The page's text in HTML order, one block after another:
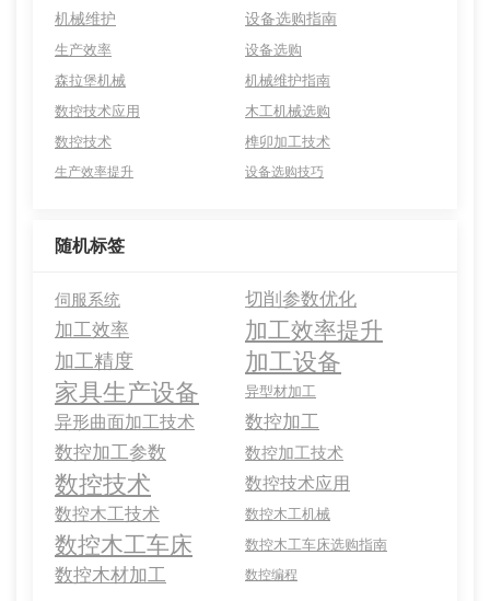
机械维护
设备选购指南
生产效率
设备选购
森拉堡机械
机械维护指南
数控技术应用
木工机械选购
数控技术
榫卯加工技术
生产效率提升 设备选购技巧
随机标签
伺服系统
切削参数优化
加工效率
加工效率提升
加工精度
加工设备
家具生产设备
异型材加工
异形曲面加工技术
数控加工
数控加工参数
数控加工技术
数控技术
数控技术应用
数控木工技术
数控木工机械
数控木工车床 数控木工车床选购指南
数控木材加工 数控编程